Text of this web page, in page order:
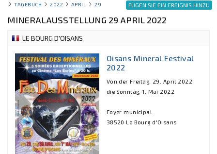
FÜGEN SIE EIN EREIGNIS HINZU
TAGEBUCH 2022 APRIL 29
MINERALAUSSTELLUNG 29 APRIL 2022
LE BOURG D'OISANS
Oisans Mineral Festival
2022
Von der Freitag, 29. April 2022
die Sonntag, 1. Mai 2022
Foyer municipal
38520 Le Bourg d'Oisans